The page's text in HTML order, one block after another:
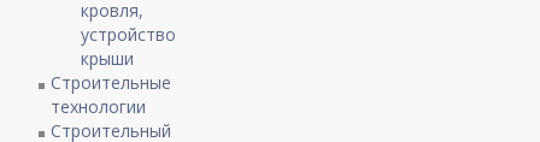
кровля,
устройство
крыши
Строительные
технологии
Строительный